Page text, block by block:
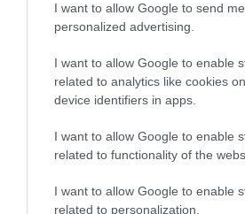
I want to allow Google to send me
personalized advertising.
I want to allow Google to enable
related to analytics like cookies
device identifiers in apps.
I want to allow Google to enable
related to functionality of the
I want to allow Google to enable
related to personalization.
Υπογράφηκε η σύμβαση
συστήματα
Διεθνές Αεροδρόμιο
Αναμένεται να τεθεί σε
τον Νοέμβριο του 2028
Δήμας: "Είμαστε στο 76% του
αντικειμένου"